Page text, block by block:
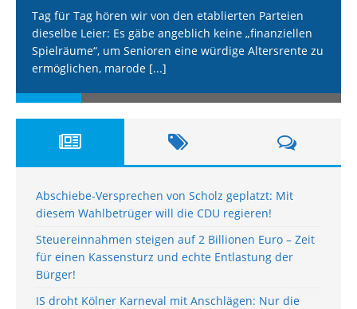
Tag für Tag hören wir von den etablierten Parteien
dieselbe Leier: Es gäbe angeblich keine „finanziellen
Spielräume“, um Senioren eine würdige Altersrente zu
ermöglichen, marode [...]
Abschiebe-Versprechen von Scholz geplatzt: Mit
diesem Wahlbetrüger will die CDU regieren!
Steuereinnahmen steigen auf 2 Billionen Euro – Zeit
für einen Kassensturz und echte Entlastung der
Bürger!
IS droht Kölner Karneval mit Anschlägen: Nur die